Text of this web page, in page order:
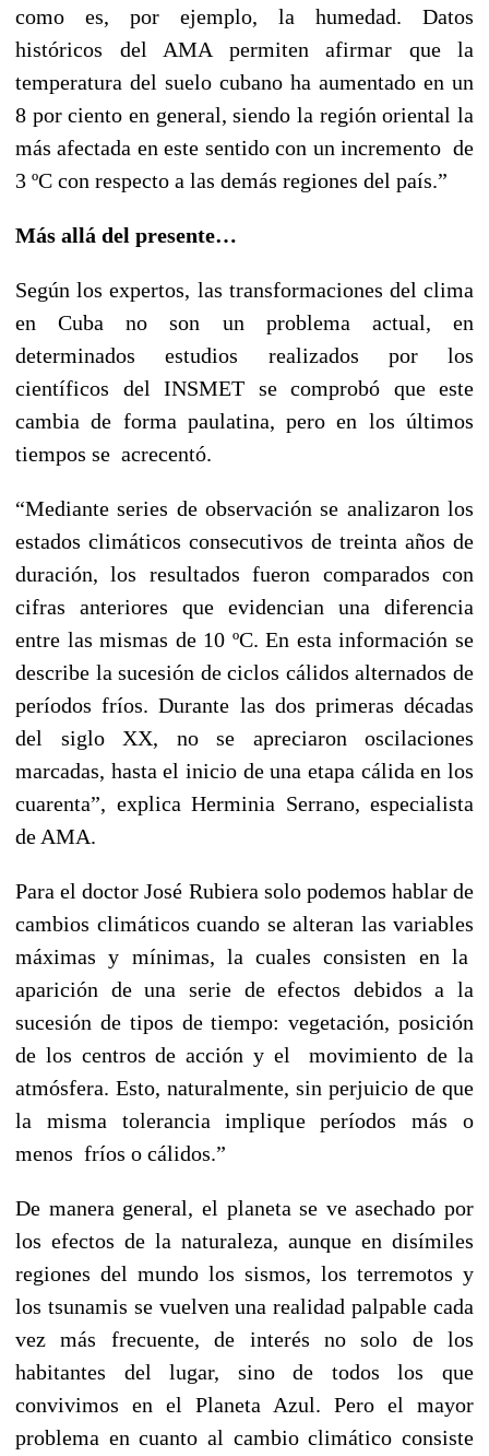
como es, por ejemplo, la humedad. Datos
históricos del AMA permiten afirmar que la
temperatura del suelo cubano ha aumentado en un
8 por ciento en general, siendo la región oriental la
más afectada en este sentido con un incremento de
3 ºC con respecto a las demás regiones del país.”
Más allá del presente…
Según los expertos, las transformaciones del clima
en Cuba no son un problema actual, en
determinados estudios realizados por los
científicos del INSMET se comprobó que este
cambia de forma paulatina, pero en los últimos
tiempos se acrecentó.
“Mediante series de observación se analizaron los
estados climáticos consecutivos de treinta años de
duración, los resultados fueron comparados con
cifras anteriores que evidencian una diferencia
entre las mismas de 10 ºC. En esta información se
describe la sucesión de ciclos cálidos alternados de
períodos fríos. Durante las dos primeras décadas
del siglo XX, no se apreciaron oscilaciones
marcadas, hasta el inicio de una etapa cálida en los
cuarenta”, explica Herminia Serrano, especialista
de AMA.
Para el doctor José Rubiera solo podemos hablar de
cambios climáticos cuando se alteran las variables
máximas y mínimas, la cuales consisten en la
aparición de una serie de efectos debidos a la
sucesión de tipos de tiempo: vegetación, posición
de los centros de acción y el movimiento de la
atmósfera. Esto, naturalmente, sin perjuicio de que
la misma tolerancia implique períodos más o
menos fríos o cálidos.”
De manera general, el planeta se ve asechado por
los efectos de la naturaleza, aunque en disímiles
regiones del mundo los sismos, los terremotos y
los tsunamis se vuelven una realidad palpable cada
vez más frecuente, de interés no solo de los
habitantes del lugar, sino de todos los que
convivimos en el Planeta Azul. Pero el mayor
problema en cuanto al cambio climático consiste